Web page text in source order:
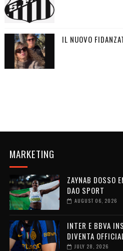
IL NUOVO
MARKETING
ZAYNAB DOSSO
DAO SPORT
AUGUST 06, 2026
INTER E BBVA
DIVENTA
JULY 28, 2026